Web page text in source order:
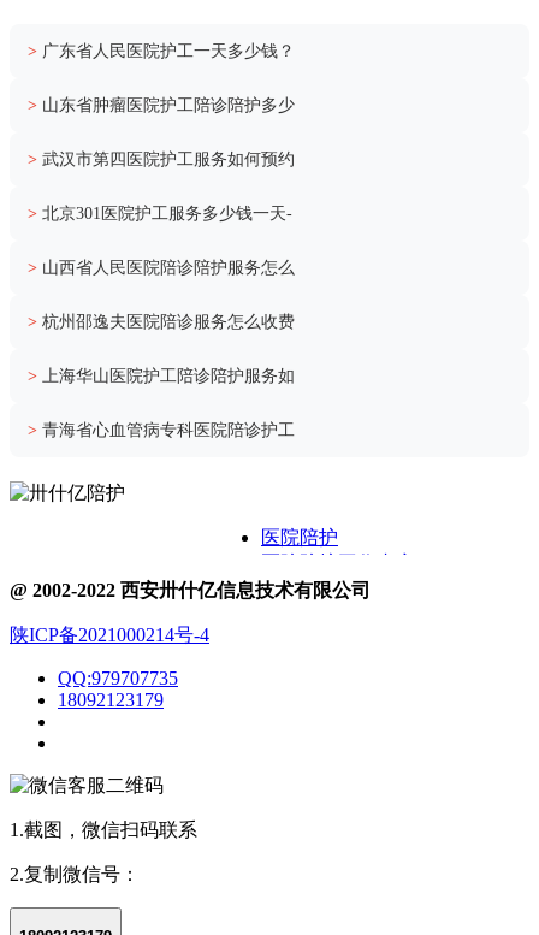
> 广东省人民医院护工一天多少钱？
> 山东省肿瘤医院护工陪诊陪护多少
> 武汉市第四医院护工服务如何预约
> 北京301医院护工服务多少钱一天-
> 山西省人民医院陪诊陪护服务怎么
> 杭州邵逸夫医院陪诊服务怎么收费
> 上海华山医院护工陪诊陪护服务如
> 青海省心血管病专科医院陪诊护工
医院陪护
关于卅什亿
@ 2002-2022 西安卅什亿信息技术有限公司
陕ICP备2021000214号-4
QQ:979707735
18092123179
1.截图，微信扫码联系
2.复制微信号：